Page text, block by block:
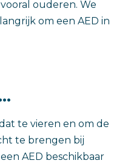
ouderen. We
om een AED in
te vieren en om de
te brengen bij
AED beschikbaar